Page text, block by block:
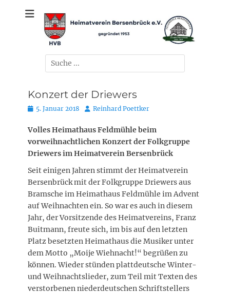
Heimatverein
Bersenbrück e.V.
gegründet 1953
Suchen
nach:
Konzert der Driewers
Posted
5. Januar 2018 AutorReinhard Poettker
Volles Heimathaus Feldmühle beim
vorweihnachtlichen Konzert der Folkgruppe
Driewers im Heimatverein Bersenbrück
Seit einigen Jahren stimmt der Heimatverein
Bersenbrück mit der Folkgruppe Driewers aus
Bramsche im Heimathaus Feldmühle im Advent
auf Weihnachten ein. So war es auch in diesem
Jahr, der Vorsitzende des Heimatvereins, Franz
Buitmann, freute sich, im bis auf den letzten
Platz besetzten Heimathaus die Musiker unter
dem Motto „Moije Wiehnacht!“ begrüßen zu
können. Wieder stünden plattdeutsche Winter-
und Weihnachtslieder, zum Teil mit Texten des
verstorbenen niederdeutschen Schriftstellers